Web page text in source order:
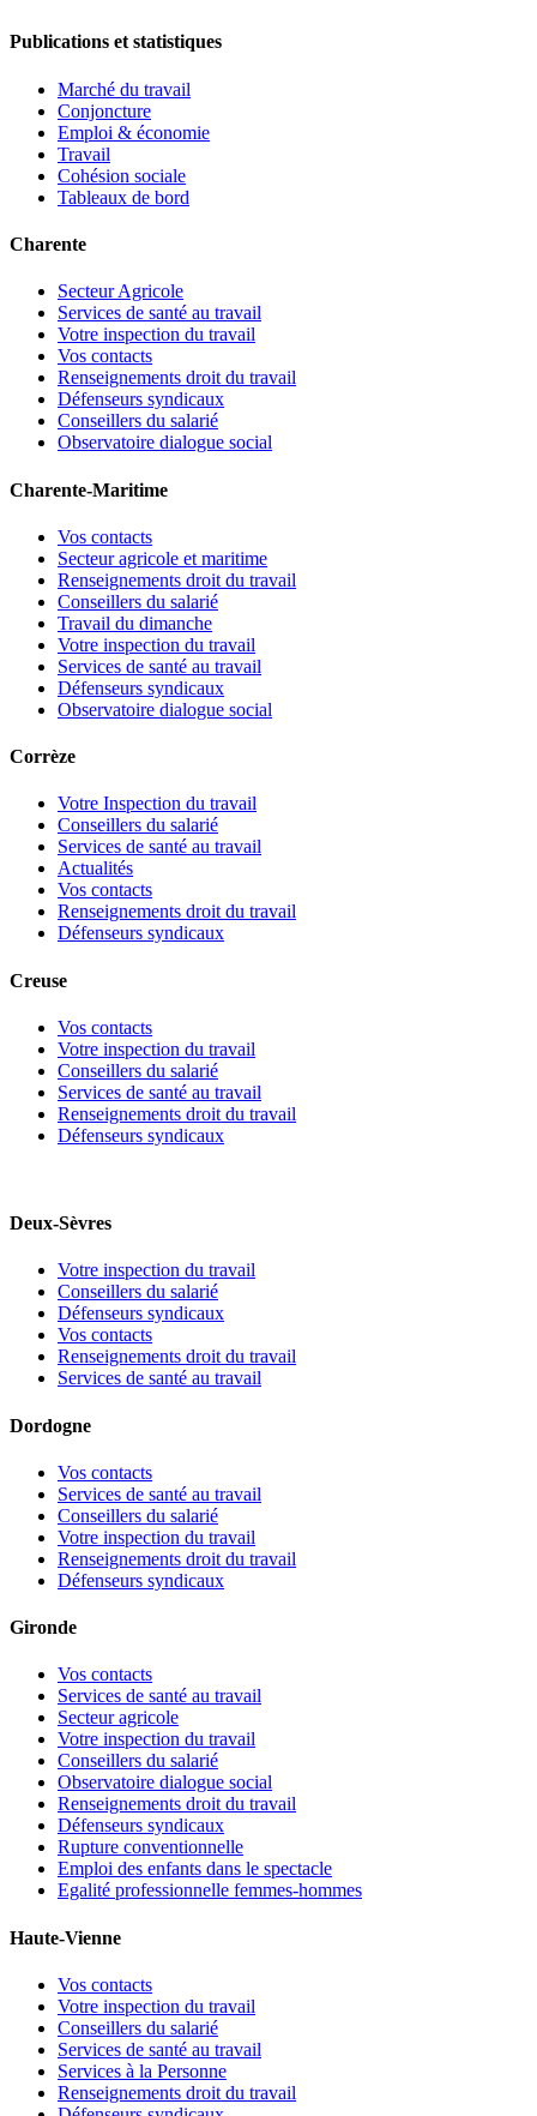
Publications et statistiques
Marché du travail
Conjoncture
Emploi & économie
Travail
Cohésion sociale
Tableaux de bord
Charente
Secteur Agricole
Services de santé au travail
Votre inspection du travail
Vos contacts
Renseignements droit du travail
Défenseurs syndicaux
Conseillers du salarié
Observatoire dialogue social
Charente-Maritime
Vos contacts
Secteur agricole et maritime
Renseignements droit du travail
Conseillers du salarié
Travail du dimanche
Votre inspection du travail
Services de santé au travail
Défenseurs syndicaux
Observatoire dialogue social
Corrèze
Votre Inspection du travail
Conseillers du salarié
Services de santé au travail
Actualités
Vos contacts
Renseignements droit du travail
Défenseurs syndicaux
Creuse
Vos contacts
Votre inspection du travail
Conseillers du salarié
Services de santé au travail
Renseignements droit du travail
Défenseurs syndicaux
Deux-Sèvres
Votre inspection du travail
Conseillers du salarié
Défenseurs syndicaux
Vos contacts
Renseignements droit du travail
Services de santé au travail
Dordogne
Vos contacts
Services de santé au travail
Conseillers du salarié
Votre inspection du travail
Renseignements droit du travail
Défenseurs syndicaux
Gironde
Vos contacts
Services de santé au travail
Secteur agricole
Votre inspection du travail
Conseillers du salarié
Observatoire dialogue social
Renseignements droit du travail
Défenseurs syndicaux
Rupture conventionnelle
Emploi des enfants dans le spectacle
Egalité professionnelle femmes-hommes
Haute-Vienne
Vos contacts
Votre inspection du travail
Conseillers du salarié
Services de santé au travail
Services à la Personne
Renseignements droit du travail